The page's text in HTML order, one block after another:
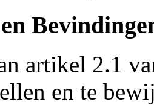
artikel 2.1
en te